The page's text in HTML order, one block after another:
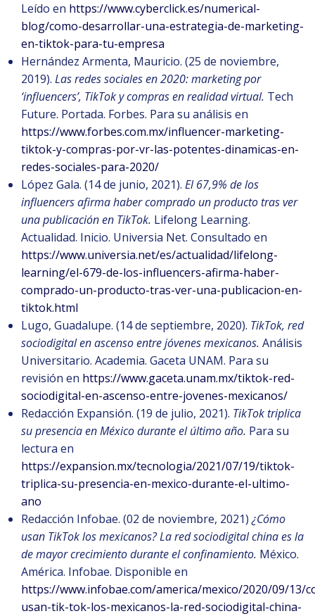
Leído en https://www.cyberclick.es/numerical-
blog/como-desarrollar-una-estrategia-de-marketing-
en-tiktok-para-tu-empresa
Hernández Armenta, Mauricio. (25 de noviembre,
2019). Las redes sociales en 2020: marketing por
‘influencers’, TikTok y compras en realidad virtual. Tech
Future. Portada. Forbes. Para su análisis en
https://www.forbes.com.mx/influencer-marketing-
tiktok-y-compras-por-vr-las-potentes-dinamicas-en-
redes-sociales-para-2020/
López Gala. (14 de junio, 2021). El 67,9% de los
influencers afirma haber comprado un producto tras ver
una publicación en TikTok. Lifelong Learning.
Actualidad. Inicio. Universia Net. Consultado en
https://www.universia.net/es/actualidad/lifelong-
learning/el-679-de-los-influencers-afirma-haber-
comprado-un-producto-tras-ver-una-publicacion-en-
tiktok.html
Lugo, Guadalupe. (14 de septiembre, 2020). TikTok, red
sociodigital en ascenso entre jóvenes mexicanos. Análisis
Universitario. Academia. Gaceta UNAM. Para su
revisión en https://www.gaceta.unam.mx/tiktok-red-
sociodigital-en-ascenso-entre-jovenes-mexicanos/
Redacción Expansión. (19 de julio, 2021). TikTok triplica
su presencia en México durante el último año. Para su
lectura en
https://expansion.mx/tecnologia/2021/07/19/tiktok-
triplica-su-presencia-en-mexico-durante-el-ultimo-
ano
Redacción Infobae. (02 de noviembre, 2021)¿Cómo
usan TikTok los mexicanos? La red sociodigital china es la
de mayor crecimiento durante el confinamiento. México.
América. Infobae. Disponible en
https://www.infobae.com/america/mexico/2020/09/13/
usan-tik-tok-los-mexicanos-la-red-sociodigital-china-